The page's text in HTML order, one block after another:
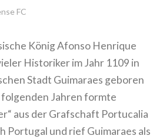
FC
König Afonso Henrique
Historiker im Jahr 1109 in
Stadt Guimaraes geboren
Jahren formte
aus der Grafschaft Portucalia
Portugal und rief Guimaraes als